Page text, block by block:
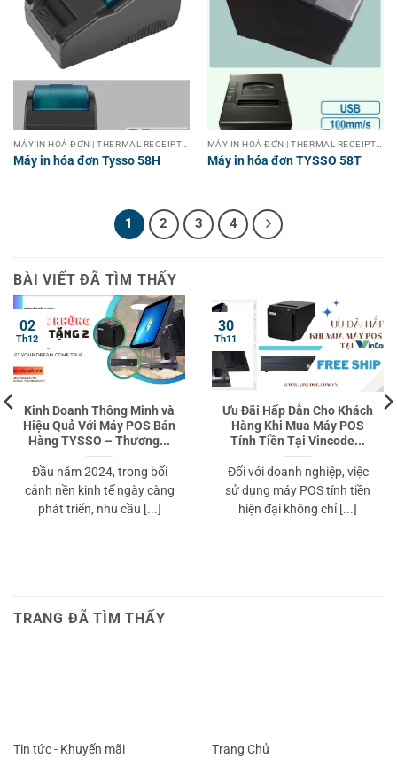
Máy in hóa đơn Tysso 58H Máy in hóa đơn TYSSO 58T
1 2 3 4
BÀI VIẾT ĐÃ TÌM THẤY
Kinh Doanh Thông Minh và
Hiệu Quả Với Máy POS Bán
Hàng TYSSO – Thương...
Đầu năm 2024, trong bối
cảnh nền kinh tế ngày càng
phát triển, nhu cầu [...]
02
Th12
Ưu Đãi Hấp Dẫn Cho Khách
Hàng Khi Mua Máy POS
Tính Tiền Tại Vincode...
Đối với doanh nghiệp, việc
sử dụng máy POS tính tiền
hiện đại không chỉ [...]
30
Th11
TRANG ĐÃ TÌM THẤY
Tin tức - Khuyến mãi Trang Chủ